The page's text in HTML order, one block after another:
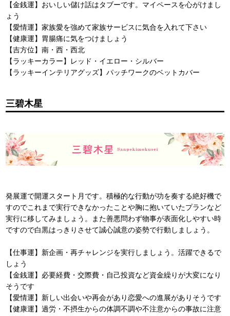
【金銭運】おいしい儲け話はタブーです。マイペースを心がけまし
ょう
【愛情運】家族愛を強めて家族サービスに気合を入れて下さい
【健康運】胃腸痛に気をつけましょう
【吉方位】南・西・西北
【ラッキーカラー】レッド・イエロー・シルバー
【ラッキーインテリアグッズ】パッチワークのベットカバー
三碧木星
発展運で開運スタート月です。積極的な行動が功を奏する絶好機で
すのでこれまで実行できなかったことや胸に抱いていたプランなど
実行に移してみましょう。また善悪問わず物事が表面化しやすい時
ですので白黒はっきりさせて誠心誠意の姿勢で行動しましょう。
【仕事運】新企画・再チャレンジを実行しましょう。活躍できるで
しょう
【金銭運】必要経費・交際費・自己投資など資金繰りが大変になり
そうです
【愛情運】新しい出会いや再会があり恋愛への進展がありそうです
【健康運】過労・不摂生からの体調不調や不注意からの事故に注意